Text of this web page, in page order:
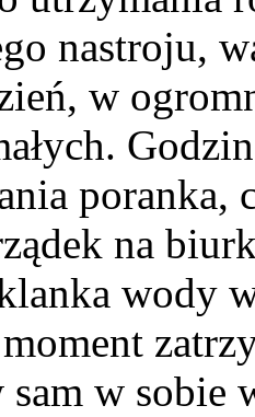
nastroju,
w
na
wody
sam w sobie